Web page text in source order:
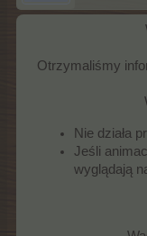
Otrzymaliśmy
Nie działa
Jeśli
wyglądają